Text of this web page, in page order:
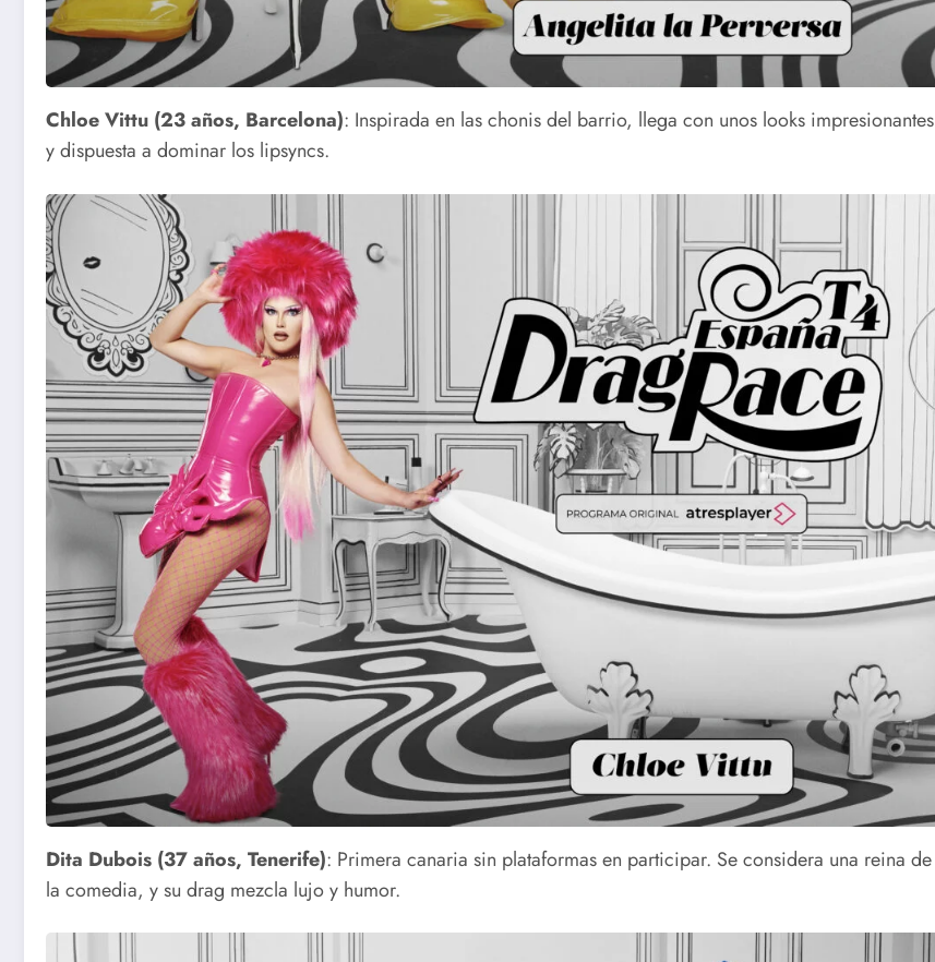
Chloe Vittu (23 años, Barcelona): Inspirada en las chonis del barrio, llega con unos looks impresionantes
y dispuesta a dominar los lipsyncs.
Dita Dubois (37 años, Tenerife): Primera canaria sin plataformas en participar. Se considera una reina de
la comedia, y su drag mezcla lujo y humor.